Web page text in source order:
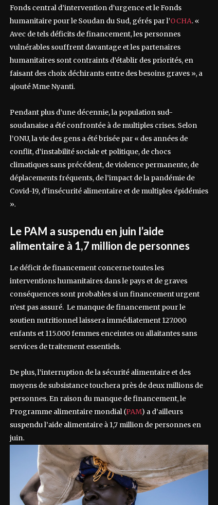
Fonds central d’intervention d’urgence et le Fonds
humanitaire pour le Soudan du Sud, gérés par l’OCHA. «
Avec de tels déficits de financement, les personnes
vulnérables souffrent davantage et les partenaires
humanitaires sont contraints d’établir des priorités, en
faisant des choix déchirants entre des besoins graves », a
ajouté Mme Nyanti.
Pendant plus d’une décennie, la population sud-
soudanaise a été confrontée à de multiples crises. Selon
l’ONU, la vie des gens a été brisée par « des années de
conflit, d’instabilité sociale et politique, de chocs
climatiques sans précédent, de violence permanente, de
déplacements fréquents, de l’impact de la pandémie de
Covid-19, d’insécurité alimentaire et de multiples épidémies
».
Le PAM a suspendu en juin l’aide
alimentaire à 1,7 million de personnes
Le déficit de financement concerne toutes les
interventions humanitaires dans le pays et de graves
conséquences sont probables si un financement urgent
n’est pas assuré. Le manque de financement pour le
soutien nutritionnel laissera immédiatement 127.000
enfants et 115.000 femmes enceintes ou allaitantes sans
services de traitement essentiels.
De plus, l’interruption de la sécurité alimentaire et des
moyens de subsistance touchera près de deux millions de
personnes. En raison du manque de financement, le
Programme alimentaire mondial (PAM) a d’ailleurs
suspendu l’aide alimentaire à 1,7 million de personnes en
juin.